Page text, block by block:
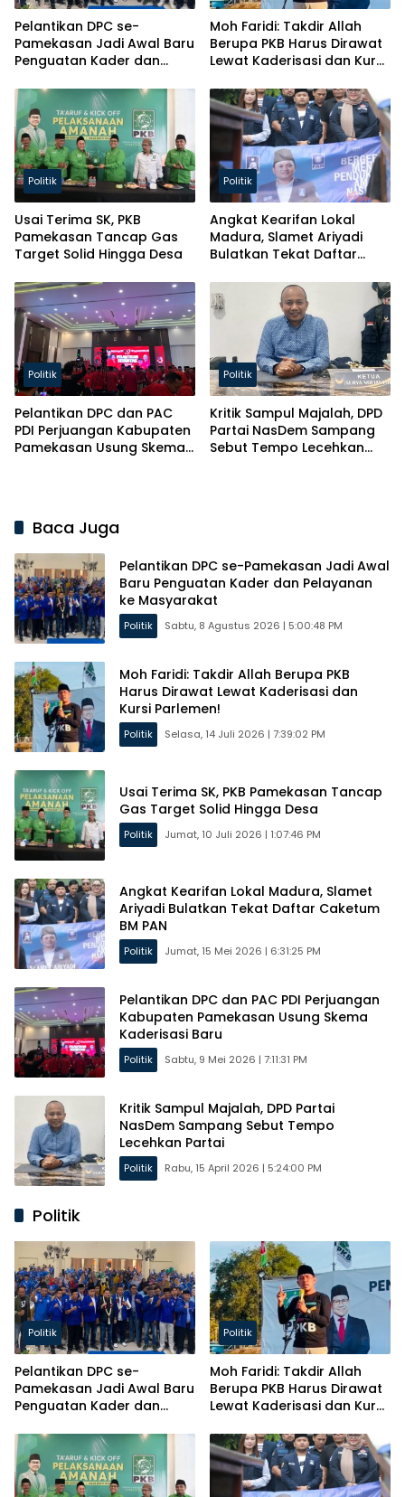
Pelantikan DPC se-
Pamekasan Jadi Awal Baru
Penguatan Kader dan
Moh Faridi: Takdir Allah
Berupa PKB Harus Dirawat
Lewat Kaderisasi dan Kursi
Politik
Usai Terima SK, PKB
Pamekasan Tancap Gas
Target Solid Hingga Desa
Politik
Angkat Kearifan Lokal
Madura, Slamet Ariyadi
Bulatkan Tekat Daftar
Politik
Pelantikan DPC dan PAC
PDI Perjuangan Kabupaten
Pamekasan Usung Skema
Politik
Kritik Sampul Majalah, DPD
Partai NasDem Sampang
Sebut Tempo Lecehkan
Baca Juga
Pelantikan DPC se-Pamekasan Jadi Awal
Baru Penguatan Kader dan Pelayanan
ke Masyarakat
Politik Sabtu, 8 Agustus 2026 | 5:00:48 PM
Moh Faridi: Takdir Allah Berupa PKB
Harus Dirawat Lewat Kaderisasi dan
Kursi Parlemen!
Politik Selasa, 14 Juli 2026 | 7:39:02 PM
Usai Terima SK, PKB Pamekasan Tancap
Gas Target Solid Hingga Desa
Politik Jumat, 10 Juli 2026 | 1:07:46 PM
Angkat Kearifan Lokal Madura, Slamet
Ariyadi Bulatkan Tekat Daftar Caketum
BM PAN
Politik Jumat, 15 Mei 2026 | 6:31:25 PM
Pelantikan DPC dan PAC PDI Perjuangan
Kabupaten Pamekasan Usung Skema
Kaderisasi Baru
Politik Sabtu, 9 Mei 2026 | 7:11:31 PM
Kritik Sampul Majalah, DPD Partai
NasDem Sampang Sebut Tempo
Lecehkan Partai
Politik Rabu, 15 April 2026 | 5:24:00 PM
Politik
Politik
Pelantikan DPC se-
Pamekasan Jadi Awal Baru
Penguatan Kader dan
Politik
Moh Faridi: Takdir Allah
Berupa PKB Harus Dirawat
Lewat Kaderisasi dan Kursi